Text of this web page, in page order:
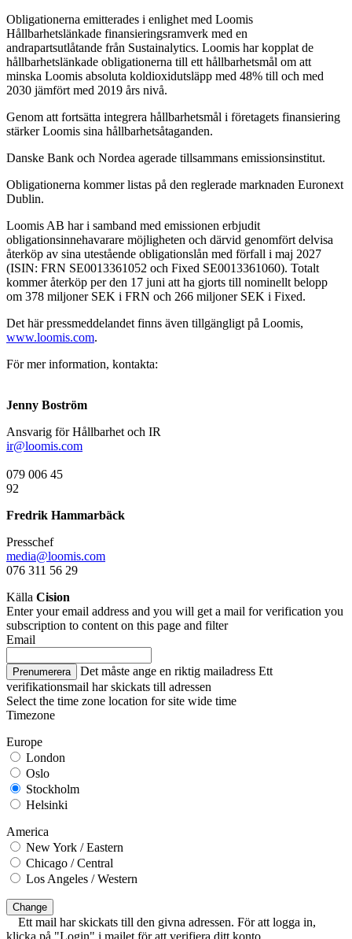
Obligationerna emitterades i enlighet med Loomis
Hållbarhetslänkade finansieringsramverk med en
andrapartsutlåtande från Sustainalytics. Loomis har kopplat de
hållbarhetslänkade obligationerna till ett hållbarhetsmål om att
minska Loomis absoluta koldioxidutsläpp med 48% till och med
2030 jämfört med 2019 års nivå.
Genom att fortsätta integrera hållbarhetsmål i företagets finansiering
stärker Loomis sina hållbarhetsåtaganden.
Danske Bank och Nordea agerade tillsammans emissionsinstitut.
Obligationerna kommer listas på den reglerade marknaden Euronext
Dublin.
Loomis AB har i samband med emissionen erbjudit
obligationsinnehavarare möjligheten och därvid genomfört delvisa
återköp av sina utestående obligationslån med förfall i maj 2027
(ISIN: FRN SE0013361052 och Fixed SE0013361060). Totalt
kommer återköp per den 17 juni att ha gjorts till nominellt belopp
om 378 miljoner SEK i FRN och 266 miljoner SEK i Fixed.
Det här pressmeddelandet finns även tillgängligt på Loomis,
www.loomis.com.
För mer information, kontakta:
Jenny Boström
Ansvarig för Hållbarhet och IR
ir@loomis.com
079 006 45
92
Fredrik Hammarbäck
Presschef
media@loomis.com
076 311 56 29
Källa Cision
Enter your email address and you will get a mail for verification you
subscription to content on this page and filter
Email
Prenumerera Det måste ange en riktig mailadress Ett
verifikationsmail har skickats till adressen
Select the time zone location for site wide time
Timezone
Europe
London
Oslo
Stockholm
Helsinki
America
New York / Eastern
Chicago / Central
Los Angeles / Western
Change
Ett mail har skickats till den givna adressen. För att logga in,
klicka på "Login" i mailet för att verifiera ditt konto